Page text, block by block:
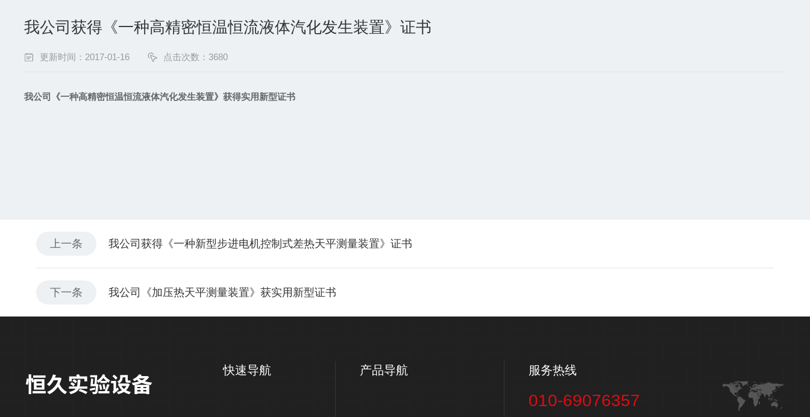
我公司获得《一种高精密恒温恒流液体汽化发生装置》证书
更新时间：2017-01-16 点击次数：3680
我公司《一种高精密恒温恒流液体汽化发生装置》获得实用新型证书
上一条 我公司获得《一种新型步进电机控制式差热天平测量装置》证书
下一条 我公司《加压热天平测量装置》获实用新型证书
快速导航 产品导航 服务热线
010-69076357